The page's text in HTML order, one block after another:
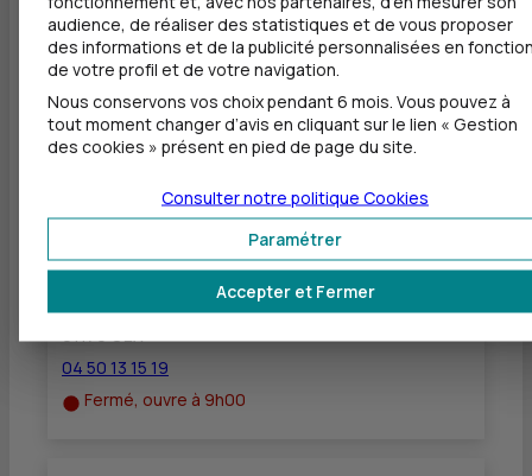
ROUSSES - 03 84 33 61 05 18188@cic.fr.
à16 km
686 AVENUE FRANCIS BLANCHARD
01170 GEX
04 50 13 15 19
Fermé, ouvre à 9h00
audience, de réaliser des statistiques et de vous proposer
des informations et de la publicité personnalisées en
de votre profil et de votre navigation.
Nous conservons vos choix pendant 6 mois. Vous pouvez à
tout moment changer d’avis en cliquant sur le lien « Gestion
des cookies » présent en pied de page du site.
Accepter et Fermer
Paramétrer
Consulter notre politique Cookies